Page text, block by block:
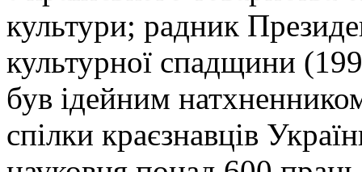
культури; радник
культурної спадщини
був ідейним
спілки краєзнавців